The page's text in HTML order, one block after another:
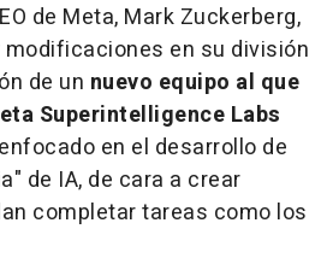
de Meta, Mark Zuckerberg,
en su división
de un nuevo equipo al que
Superintelligence Labs
en el desarrollo de
de IA, de cara a crear
completar tareas como los